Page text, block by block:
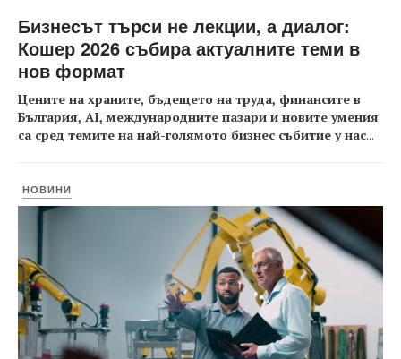
Бизнесът търси не лекции, а диалог:
Кошер 2026 събира актуалните теми в
нов формат
Цените на храните, бъдещето на труда, финансите в
България, AI, международните пазари и новите умения
са сред темите на най-голямото бизнес събитие у нас...
НОВИНИ